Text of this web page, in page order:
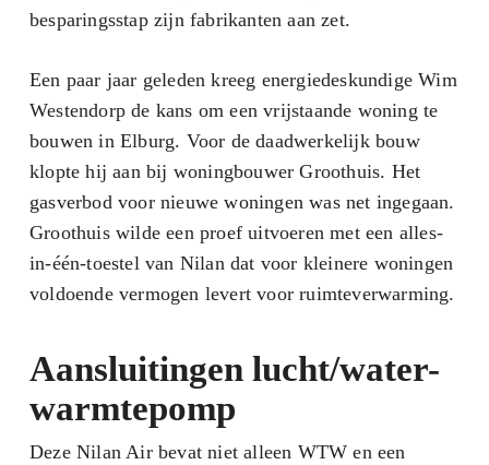
besparingsstap zijn fabrikanten aan zet.
Een paar jaar geleden kreeg energiedeskundige Wim
Westendorp de kans om een vrijstaande woning te
bouwen in Elburg. Voor de daadwerkelijk bouw
klopte hij aan bij woningbouwer Groothuis. Het
gasverbod voor nieuwe woningen was net ingegaan.
Groothuis wilde een proef uitvoeren met een alles-
in-één-toestel van Nilan dat voor kleinere woningen
voldoende vermogen levert voor ruimteverwarming.
Aansluitingen lucht/water-
warmtepomp
Deze Nilan Air bevat niet alleen WTW en een